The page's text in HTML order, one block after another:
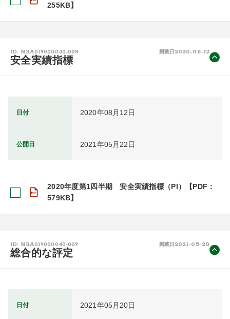
255KB】
ID: NRA019000040-008 掲載日 2020-08-12
安全実績指標
日付 2020年08月12日
公開日 2021年05月22日
2020年度第1四半期 安全実績指標（PI）【PDF：
579KB】
ID: NRA019000040-009 掲載日 2021-05-20
総合的な評定
日付 2021年05月20日